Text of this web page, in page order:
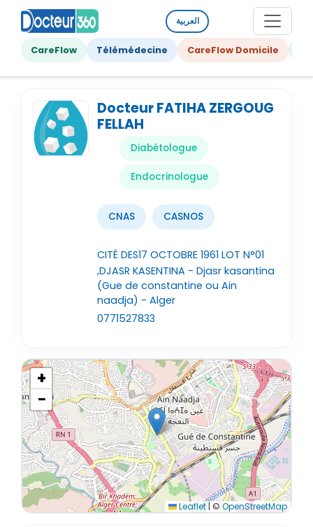
العربية
CareFlow Télémédecine CareFlow Domicile
Docteur FATIHA ZERGOUG
FELLAH
Diabétologue
Endocrinologue
CNAS CASNOS
CITÉ DES17 OCTOBRE 1961 LOT N°01
,DJASR KASENTINA - Djasr kasantina
(Gue de constantine ou Ain
naadja) - Alger
0771527833
+
−
Leaflet | ©OpenStreetMap